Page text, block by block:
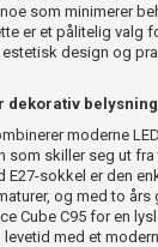
som minimerer
er et pålitelig valg
estetisk design og
dekorativ belysning
moderne
som skiller seg ut fra
E27-sokkel er den
og med to års
Cube C95 for en
med et